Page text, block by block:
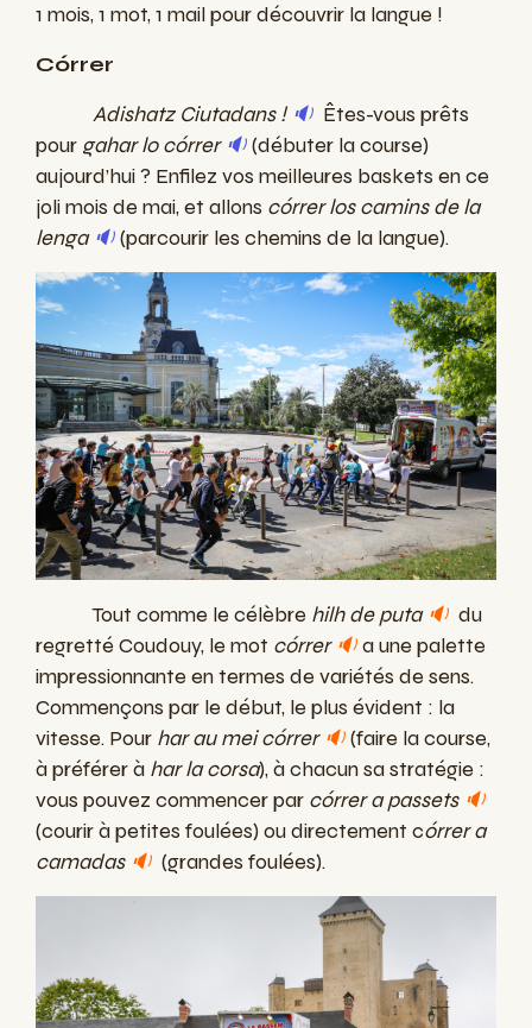
1 mois, 1 mot, 1 mail pour découvrir la langue !
Córrer
Adishatz Ciutadans ! 🔉 Êtes-vous prêts
pour gahar lo córrer 🔉(débuter la course)
aujourd’hui ? Enfilez vos meilleures baskets en ce
joli mois de mai, et allons córrer los camins de la
lenga 🔉(parcourir les chemins de la langue).
Tout comme le célèbre hilh de puta 🔉 du
regretté Coudouy, le mot córrer 🔉a une palette
impressionnante en termes de variétés de sens.
Commençons par le début, le plus évident : la
vitesse. Pour har au mei córrer 🔉(faire la course,
à préférer à har la corsa), à chacun sa stratégie :
vous pouvez commencer par córrer a passets 🔉
(courir à petites foulées) ou directement córrer a
camadas 🔉 (grandes foulées).